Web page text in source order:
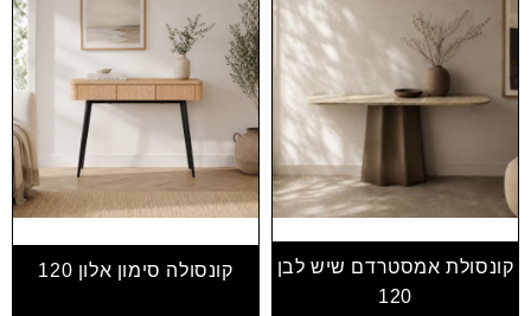
קונסולת אמסטרדם שיש לבן
120
קונסולה סימון אלון 120